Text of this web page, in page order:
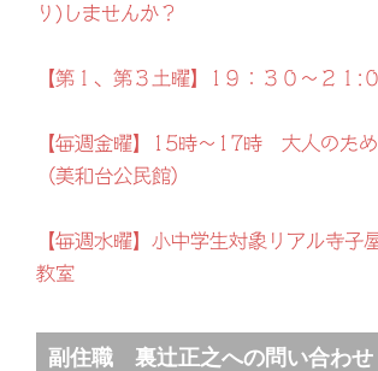
り)しませんか？
【第１、第３土曜】1９：３０～２１:
【毎週金曜】15時～17時 大人のた
（美和台公民館）
【毎週水曜】小中学生対象リアル寺子
教室